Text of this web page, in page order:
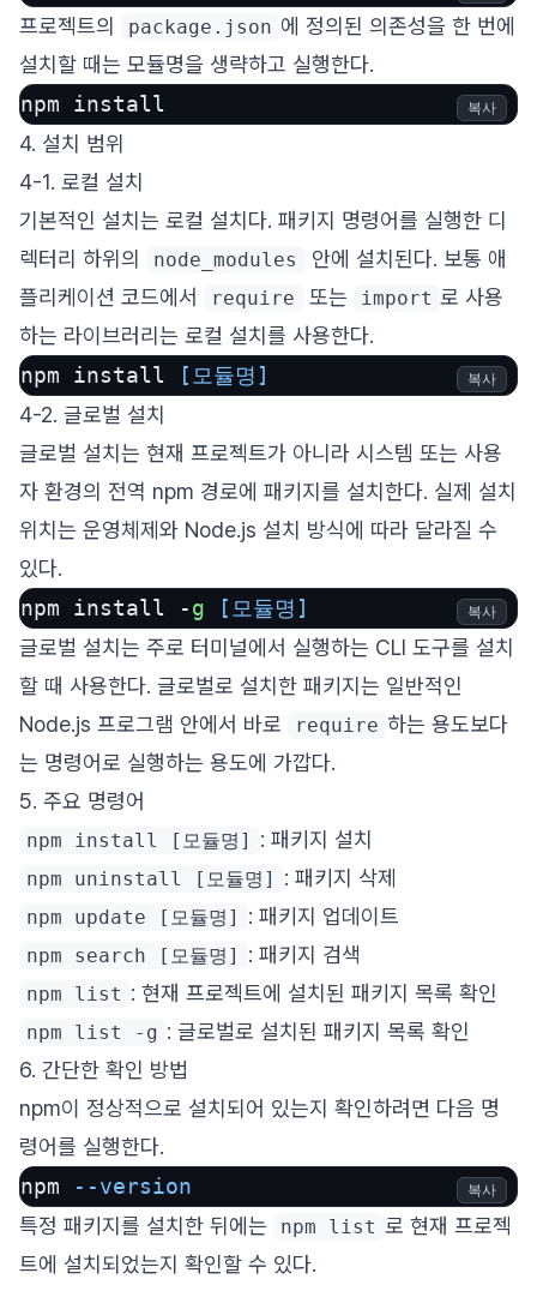
프로젝트의 package.json 에 정의된 의존성을 한 번에
설치할 때는 모듈명을 생략하고 실행한다.
npm install
복사
4. 설치 범위
4-1. 로컬 설치
기본적인 설치는 로컬 설치다. 패키지 명령어를 실행한 디
렉터리 하위의
node_modules
안에 설치된다. 보통 애
플리케이션 코드에서
require 또는 import 로 사용
하는 라이브러리는 로컬 설치를 사용한다.
npm install
[모듈명] 복사
4-2. 글로벌 설치
글로벌 설치는 현재 프로젝트가 아니라 시스템 또는 사용
자 환경의 전역 npm 경로에 패키지를 설치한다. 실제 설치
위치는 운영체제와 Node.js 설치 방식에 따라 달라질 수
있다.
npm install -g [모듈명] 복사
글로벌 설치는 주로 터미널에서 실행하는 CLI 도구를 설치
할 때 사용한다. 글로벌로 설치한 패키지는 일반적인
Node.js 프로그램 안에서 바로
require 하는 용도보다
는 명령어로 실행하는 용도에 가깝다.
5. 주요 명령어
npm install [모듈명] : 패키지 설치
npm uninstall [모듈명] : 패키지 삭제
npm update [모듈명] : 패키지 업데이트
npm search [모듈명] : 패키지 검색
npm list : 현재 프로젝트에 설치된 패키지 목록 확인
npm list -g : 글로벌로 설치된 패키지 목록 확인
6. 간단한 확인 방법
npm이 정상적으로 설치되어 있는지 확인하려면 다음 명
령어를 실행한다.
npm
--version 복사
특정 패키지를 설치한 뒤에는 npm list 로 현재 프로젝
트에 설치되었는지 확인할 수 있다.